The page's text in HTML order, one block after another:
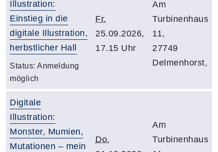
Illustration:
Einstieg in die
digitale Illustration,
herbstlicher Hall
Status: Anmeldung
möglich
Fr.
25.09.2026,
17.15 Uhr
Am
Turbinenhaus
11,
27749
Delmenhorst,
Digitale
Illustration:
Monster, Mumien,
Mutationen – mein
Do.
Am
Turbinenhaus